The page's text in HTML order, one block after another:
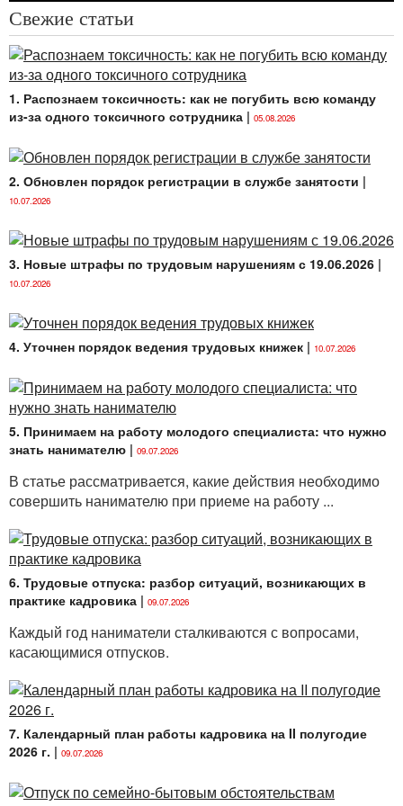
Предоставление отпуска без сохранения
заработной платы в связи со вступлением в брак на
основаниист. 190 ТКявляется правом, а не
обязанностью нанимателя.
Необходимо учитывать, что, если право работника
установлено локальным правовым актом,
предоставление такого вида отпуска при наличии
основания будет являться обязанностью
Локальные правовые акты — это коллективные
договоры, соглашения, правила внутреннего
трудового распорядка и иные принятые
трудовые и связанные с ними отношения
у конкретного нанимателя (абз. 6 ч. 1 ст. 1 ТК).
являться, например, Положение о порядке
предоставления работникам трудовых и социальных
отпусков и др.
В локальном правовом акте, устанавливающем
порядок предоставления отпуска без сохранения
заработной платы в связи со вступлением в брак,
Также допускается установление некоторых
дополнительных условий предоставления такого
вида отпуска: например, наниматель обязан
предоставить такой отпуск при вступлении в первый
Алгоритм предоставления работнику отпуска без
вступлением в брак будет следующим:
1. Обращение работника к нанимателю
с письменным заявлением
причину, период предоставления такого вида
Свежие статьи
1. Распознаем токсичность: как не погубить всю команду
из-за одного токсичного сотрудника | 05.08.2026
2. Обновлен порядок регистрации в службе занятости |
10.07.2026
3. Новые штрафы по трудовым нарушениям с 19.06.2026 |
10.07.2026
4. Уточнен порядок ведения трудовых книжек | 10.07.2026
5. Принимаем на работу молодого специалиста: что нужно
знать нанимателю | 09.07.2026
В статье рассматривается, какие действия необходимо
совершить нанимателю при приеме на работу ...
6. Трудовые отпуска: разбор ситуаций, возникающих в
практике кадровика | 09.07.2026
Каждый год наниматели сталкиваются с вопросами,
касающимися отпусков.
7. Календарный план работы кадровика на II полугодие
2026 г. | 09.07.2026